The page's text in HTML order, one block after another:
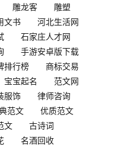
雕龙客
雕塑
文书
河北生活网
石家庄人才网
手游安卓版下载
排行榜
商标交易
宝宝起名
范文网
服饰
律师咨询
范文
优质范文
文
古诗词
名酒回收